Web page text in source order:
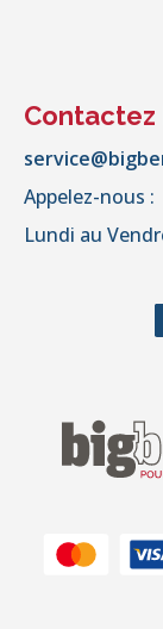
Contactez
Appelez-nous :
Lundi au